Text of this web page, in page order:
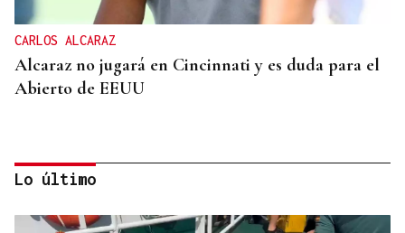
CARLOS ALCARAZ
Alcaraz no jugará en Cincinnati y es duda para el
Abierto de EEUU
Lo último